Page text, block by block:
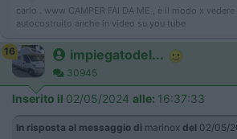
carlo . www CAMPER FAI DA ME , è il modo x
autocostruito anche in video su you tube
16 impiegatodel...
30945
Inserito il 02/05/2024 alle: 16:37:33
In risposta al messaggio di marinox del 02/05/